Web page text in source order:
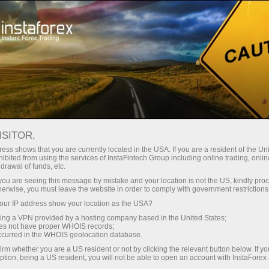
InstaForex-এর সাথে থেকে আপনি সত্যিকারের
লিভারেজ, মার্কেটের সেরা স্প্রেড ও কমিশন এবং
স্টক ও ইনডেক্স ট্রেডিংয়ের জন্য সুবিধাজনক
শর্তাবলী।
স্বল্প
প্রতিটি ডিপোজিটে
30% বোনাস
গতির
পরিচয় ট্রেডিংয়ে এবং হাইওয়েতে পাওয়া যায়
shows that you are currently located in the USA. If you are a resident of the
from using the services of InstaFintech Group including online trading,
of funds, etc.
are seeing this message by mistake and your location is not the US, kindly
you must leave the website in order to comply with government
IP address show your location as the USA?
a VPN provided by a hosting company based in the United States;
not have proper WHOIS records;
in the WHOIS geolocation database.
whether you are a US resident or not by clicking the relevant button below. If
being a US resident, you will not be able to open an account with InstaForex